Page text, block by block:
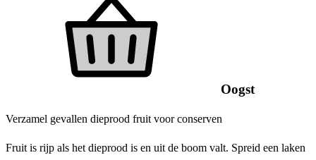
Oogst
Verzamel gevallen dieprood fruit voor conserven
Fruit is rijp als het dieprood is en uit de boom valt. Spreid een laken